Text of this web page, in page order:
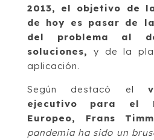
2013, el objetivo de
de hoy es pasar de
del problema al
soluciones, y de la
aplicación.
Según destacó el
ejecutivo para el
Europeo, Frans
pandemia ha sido un